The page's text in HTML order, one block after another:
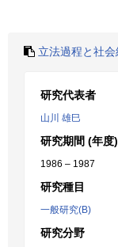
立法過程と社
研究代表者
山川 雄巳
研究期間 (年度)
1986 – 1987
研究種目
一般研究(B)
研究分野